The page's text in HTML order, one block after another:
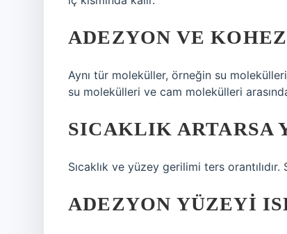
ADEZYON VE
Aynı tür moleküller, örneğin su
su molekülleri ve cam molekülleri
SICAKLIK ARTARSA
Sıcaklık ve yüzey gerilimi ters
ADEZYON YÜZEYI